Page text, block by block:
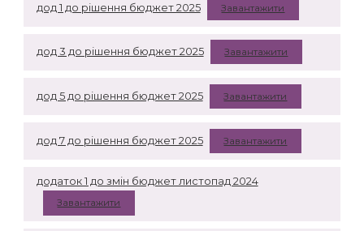
дод 1 до рішення бюджет 2025 Завантажити
дод 3 до рішення бюджет 2025 Завантажити
дод 5 до рішення бюджет 2025 Завантажити
дод 7 до рішення бюджет 2025 Завантажити
додаток 1 до змін бюджет листопад 2024
Завантажити